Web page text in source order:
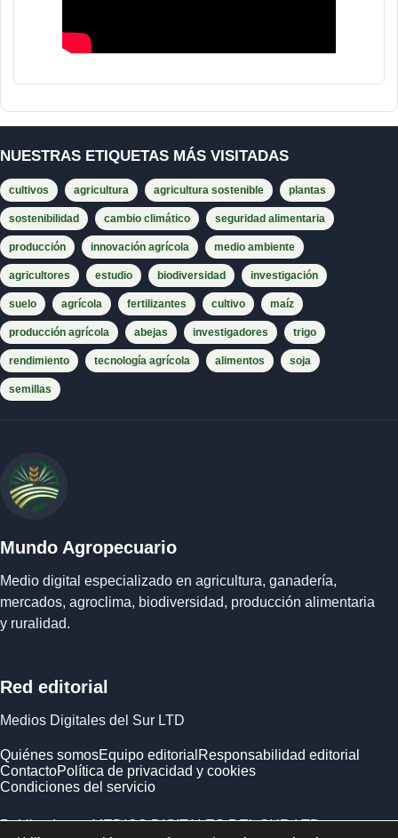
NUESTRAS ETIQUETAS MÁS VISITADAS
cultivos agricultura agricultura sostenible plantas
sostenibilidad cambio climático seguridad alimentaria
producción innovación agrícola medio ambiente
agricultores estudio biodiversidad investigación
suelo agrícola fertilizantes cultivo maíz
producción agrícola abejas investigadores trigo
rendimiento tecnología agrícola alimentos soja
semillas
Mundo Agropecuario
Medio digital especializado en agricultura, ganadería,
mercados, agroclima, biodiversidad, producción alimentaria
y ruralidad.
Red editorial
Medios Digitales del Sur LTD
Quiénes somosEquipo editorial Responsabilidad editorial
ContactoPolítica de privacidad y cookies
Condiciones del servicio
Publicado por MEDIOS DIGITALES DEL SUR LTD ·